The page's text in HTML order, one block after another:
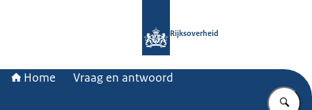
Rijksoverheid
Home Vraag en antwoord